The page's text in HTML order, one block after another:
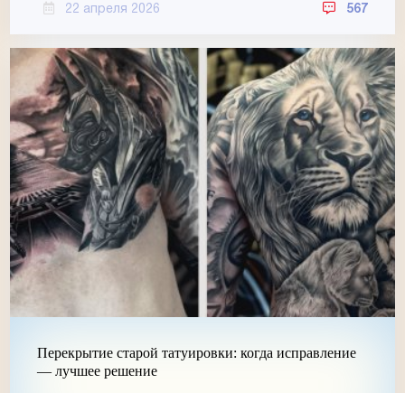
22 апреля 2026 567
Перекрытие старой татуировки: когда исправление
— лучшее решение